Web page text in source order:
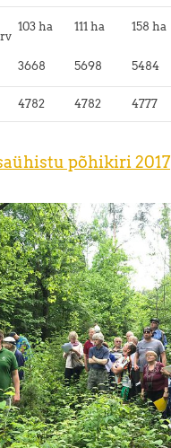
103 ha 111 ha 158 ha
3668 5698 5484
4782 4782 4777
põhikiri 2017